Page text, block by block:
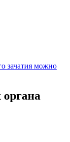
зачатия можно